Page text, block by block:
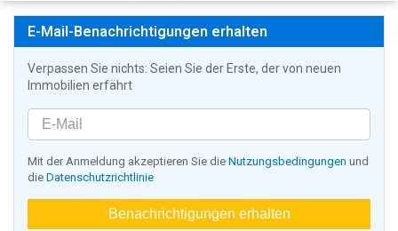
E-Mail-Benachrichtigungen erhalten
Verpassen Sie nichts: Seien Sie der Erste, der von neuen
Immobilien erfährt
Mit der Anmeldung akzeptieren Sie die Nutzungsbedingungen und
die Datenschutzrichtlinie
Benachrichtigungen erhalten